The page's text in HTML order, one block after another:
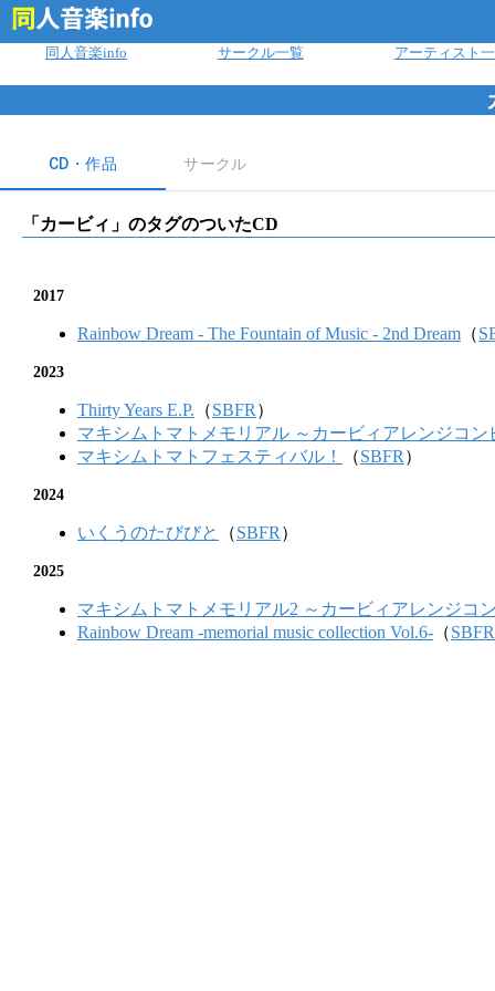
同人音楽info サークル一覧 アーティスト
CD・作品 サークル
「 カービィ 」のタグのついたCD
2017
Rainbow Dream - The Fountain of Music - 2nd Dream （
2023
Thirty Years E.P. （SBFR ）
マキシムトマトメモリアル ～カービィアレンジコン
マキシムトマトフェスティバル！
（SBFR ）
2024
いくうのたびびと （SBFR ）
2025
マキシムトマトメモリアル2 ～カービィアレンジコ
Rainbow Dream -memorial music collection Vol.6- （SBFR